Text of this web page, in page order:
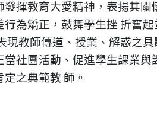
發揮教育大愛精神，表揚其關
行為矯正，鼓舞學生挫 折奮起
現教師傳道、授業、解惑之
當社團活動、促進學生課業與
定之典範教 師。